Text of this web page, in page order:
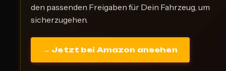
den passenden Freigaben für Dein Fahrzeug, um
sicherzugehen.
→ Jetzt bei Amazon ansehen